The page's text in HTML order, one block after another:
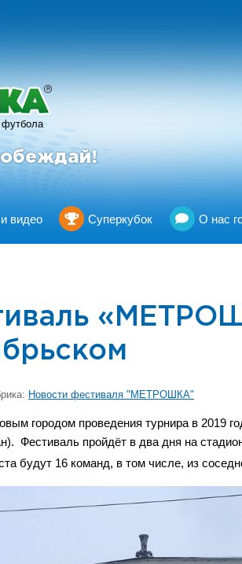
футбола
R
видео Суперкубок О нас
Новости фестиваля "МЕТРОШКА"
городом проведения турнира в 2019
Фестиваль пройдёт в два дня на
будут 16 команд, в том числе, из